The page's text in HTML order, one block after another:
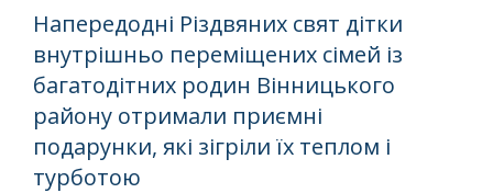
Напередодні Різдвяних свят дітки
внутрішньо переміщених сімей із
багатодітних родин Вінницького
району отримали приємні
подарунки, які зігріли їх теплом і
турботою